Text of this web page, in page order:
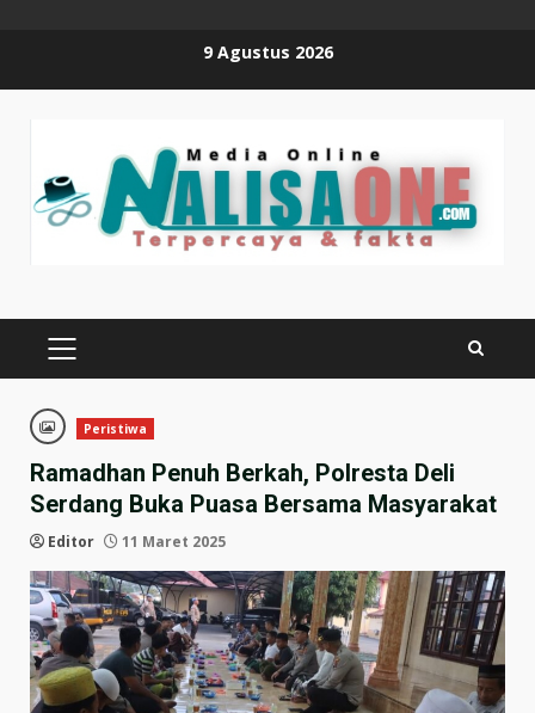
9 Agustus 2026
PRIMARY
Peristiwa
Ramadhan Penuh Berkah, Polresta Deli
Serdang Buka Puasa Bersama Masyarakat
Editor 11 Maret 2025